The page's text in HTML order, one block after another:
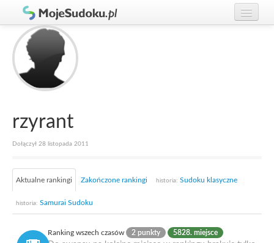
Graj w Sudoku!
Zasady Sudoku
Rankingi
rzyrant
Dołączył 28 listopada 2011
Aktualne rankingi Zakończone rankingi historia: Sudoku klasyczne
historia: Samurai Sudoku
Ranking wszech czasów 2 punkty 5828. miejsce